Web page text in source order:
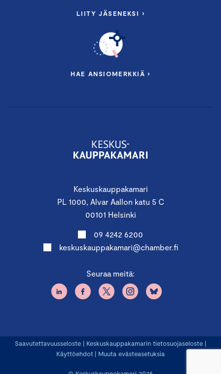
Keskuskauppakamari
PL 1000, Alvar Aallon katu 5 C
00101 Helsinki
09 4242 6200
keskuskauppakamari@chamber.fi
Seuraa meitä:
LIITY JÄSENEKSI ›
HAE ANSIOMERKKIÄ ›
Saavutettavuusseloste | Keskuskauppakamarin tietosuojaseloste |
Käyttöehdot | Muuta evästeasetuksia